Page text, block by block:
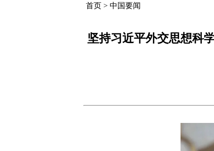
首页 > 中国要闻
坚持习近平外交思想科